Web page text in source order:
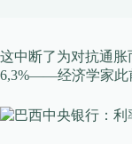
这中断了为对抗通
6,3%——经济学家此